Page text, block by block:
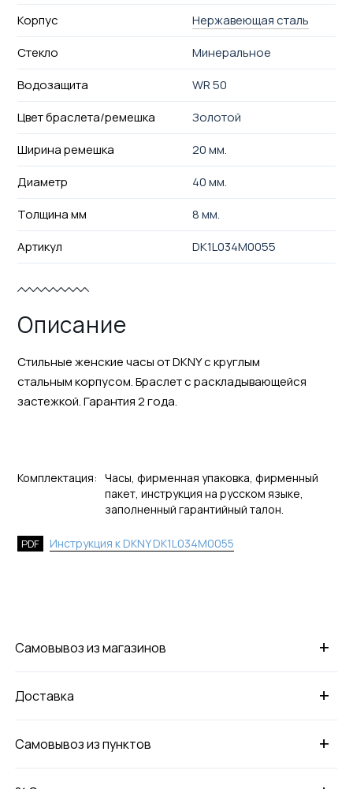
Корпус
Нержавеющая сталь
Стекло
Минеральное
Водозащита
WR 50
Цвет браслета/ремешка
Золотой
Ширина ремешка
20 мм.
Диаметр
40 мм.
Толщина мм
8 мм.
Артикул
DK1L034M0055
Описание
Стильные женские часы от DKNY с круглым
стальным корпусом. Браслет с раскладывающейся
застежкой. Гарантия 2 года.
Комплектация: Часы, фирменная упаковка, фирменный
пакет, инструкция на русском языке,
заполненный гарантийный талон.
PDF Инструкция к DKNY DK1L034M0055
+
Самовывоз из магазинов
+
Доставка
+
Самовывоз из пунктов